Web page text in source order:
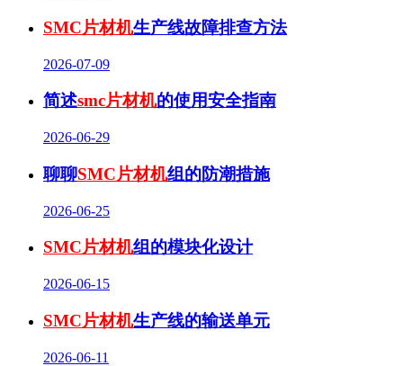
SMC片材机生产线故障排查方法
2026-07-09
简述smc片材机的使用安全指南
2026-06-29
聊聊SMC片材机组的防潮措施
2026-06-25
SMC片材机组的模块化设计
2026-06-15
SMC片材机生产线的输送单元
2026-06-11